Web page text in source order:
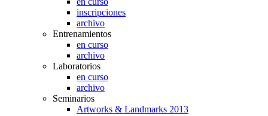
inscripciones
archivo
Entrenamientos
en curso
archivo
Laboratorios
en curso
archivo
Seminarios
Artworks & Landmarks 2013